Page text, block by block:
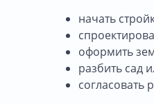
начать
оформить
разбить сад
согласовать